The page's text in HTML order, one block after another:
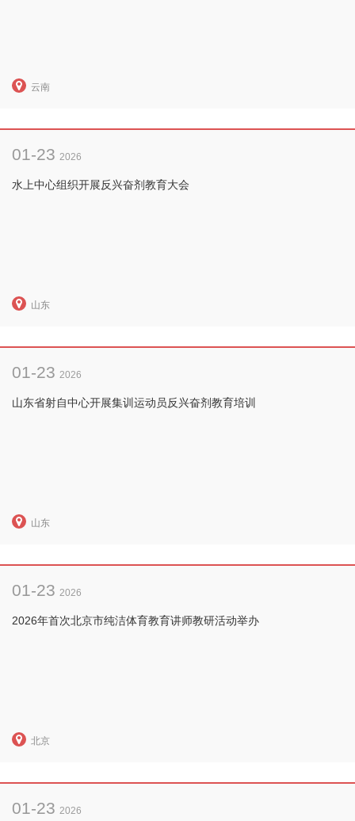
云南
01-23 2026
水上中心组织开展反兴奋剂教育大会
山东
01-23 2026
山东省射自中心开展集训运动员反兴奋剂教育培训
山东
01-23 2026
2026年首次北京市纯洁体育教育讲师教研活动举办
北京
01-23 2026